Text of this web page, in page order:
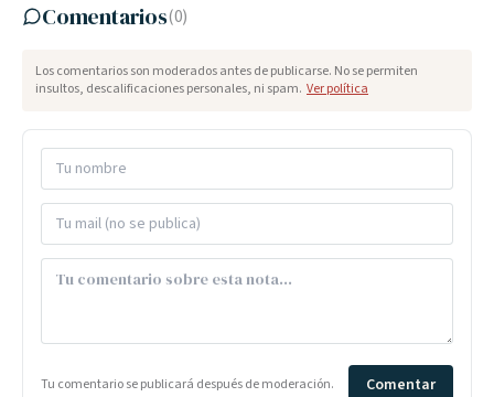
Comentarios(0)
Los comentarios son moderados antes de publicarse. No se permiten
insultos, descalificaciones personales, ni spam. Ver política
Tu comentario se publicará después de moderación. Comentar